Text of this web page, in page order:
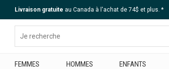
Livraison gratuite au Canada à l'achat de 74$ et plus. *
Aide
FEMMES HOMMES ENFANTS